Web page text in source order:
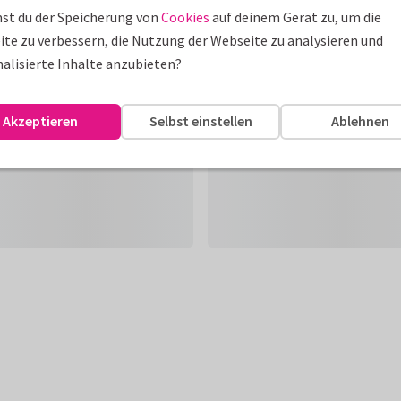
du der Speicherung von Cookies auf deinem Gerät zu, um die
zu verbessern, die Nutzung der Webseite zu analysieren und
Inhalte anzubieten?
Ablehnen
Selbst einstellen
Akzeptieren